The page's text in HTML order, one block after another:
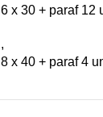
6 x 30 + paraf 12
,
8 x 40 + paraf 4